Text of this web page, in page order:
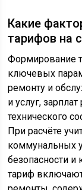
Какие
тарифов на
Формирование
ключевых
ремонту и
и услуг,
технического
При расчёте
коммунальных
безопасности
тариф